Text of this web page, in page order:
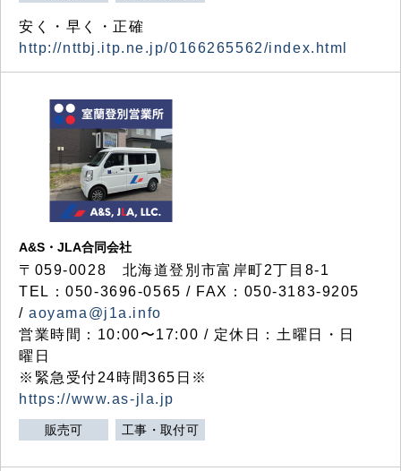
安く・早く・正確
http://nttbj.itp.ne.jp/0166265562/index.html
A&S・JLA合同会社
〒 059-0028 北海道登別市富岸町2丁目 8-1
TEL：050-3696-0565 / FAX：050-3183-9205
/aoyama@j1a.info
営業時間：10:00〜17:00 / 定休日：土曜日・日
曜日
※緊急受付24時間365日※
https://www.as-jla.jp
販売可 工事・取付可